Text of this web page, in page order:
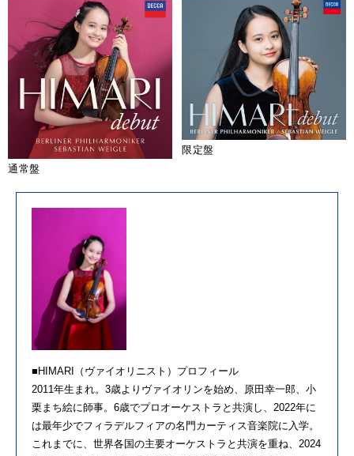
通常盤
限定盤
■HIMARI（ヴァイオリニスト）プロフィール
2011年生まれ。3歳よりヴァイオリンを始め、原田幸一郎、小
栗まち絵に師事。6歳でプロオーケストラと共演し、2022年に
は最年少でフィラデルフィアの名門カーティス音楽院に入学。
これまでに、世界各国の主要オーケストラと共演を重ね、2024